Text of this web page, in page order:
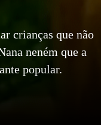
crianças que não
neném que a
popular.